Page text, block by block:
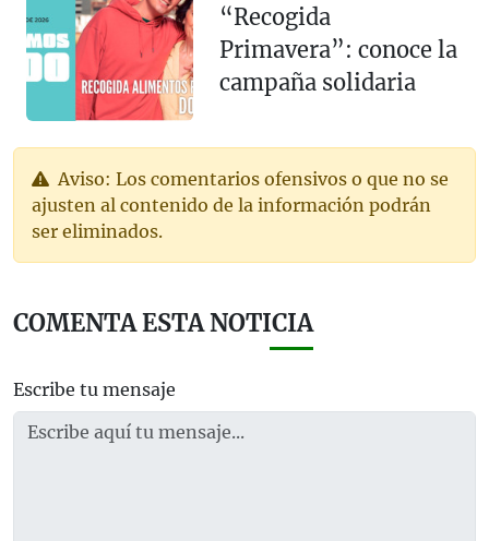
“Recogida
Primavera”: conoce la
campaña solidaria
Aviso: Los comentarios ofensivos o que no se
ajusten al contenido de la información podrán
ser eliminados.
COMENTA ESTA NOTICIA
Escribe tu mensaje